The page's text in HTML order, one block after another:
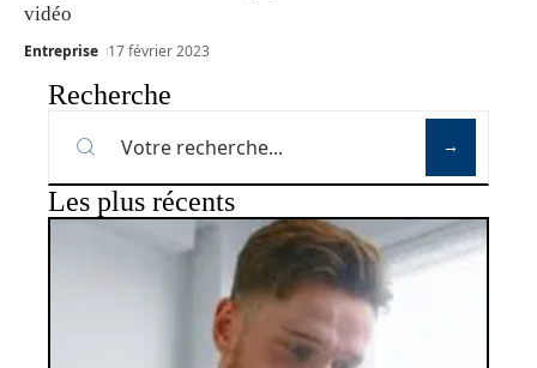
vidéo
Entreprise 17 février 2023
Recherche
Les plus récents